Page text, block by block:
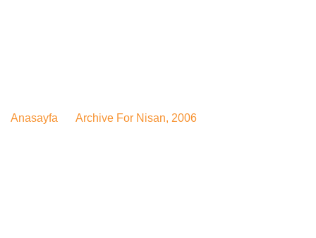
Anasayfa Archive For Nisan, 2006